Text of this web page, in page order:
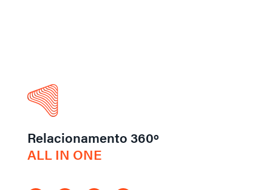
Relacionamento 360º
ALL IN ONE